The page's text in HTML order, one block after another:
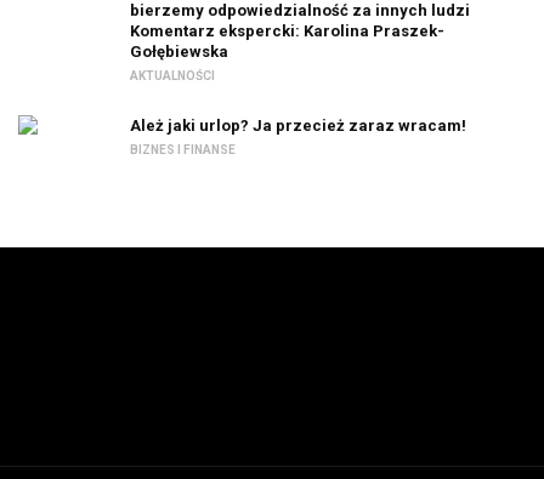
bierzemy odpowiedzialność za innych ludzi
Komentarz ekspercki: Karolina Praszek-
Gołębiewska
AKTUALNOŚCI
Ależ jaki urlop? Ja przecież zaraz wracam!
BIZNES I FINANSE